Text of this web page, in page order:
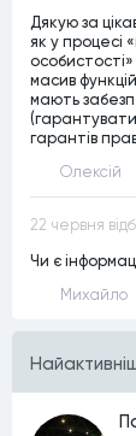
Дякую за
як у процесі
масив
мають
гарантів
Олексій
Чи є
Михайло